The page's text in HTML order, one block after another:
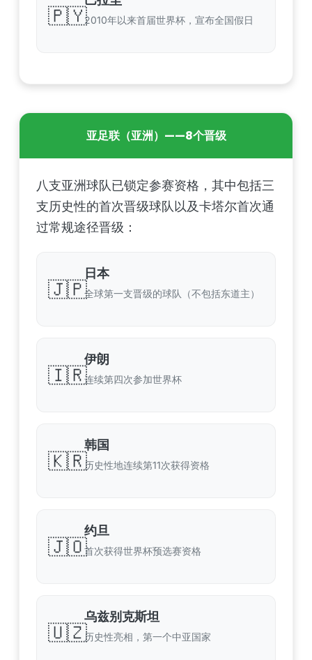
🇵🇾2010年以来首届世界杯，宣布全国假日
亚足联（亚洲）——8个晋级
八支亚洲球队已锁定参赛资格，其中包括三
支历史性的首次晋级球队以及卡塔尔首次通
过常规途径晋级：
🇯🇵
日本
全球第一支晋级的球队（不包括东道主）
🇮🇷
伊朗
连续第四次参加世界杯
🇰🇷
韩国
历史性地连续第11次获得资格
🇯🇴
约旦
首次获得世界杯预选赛资格
🇺🇿
乌兹别克斯坦
历史性亮相，第一个中亚国家